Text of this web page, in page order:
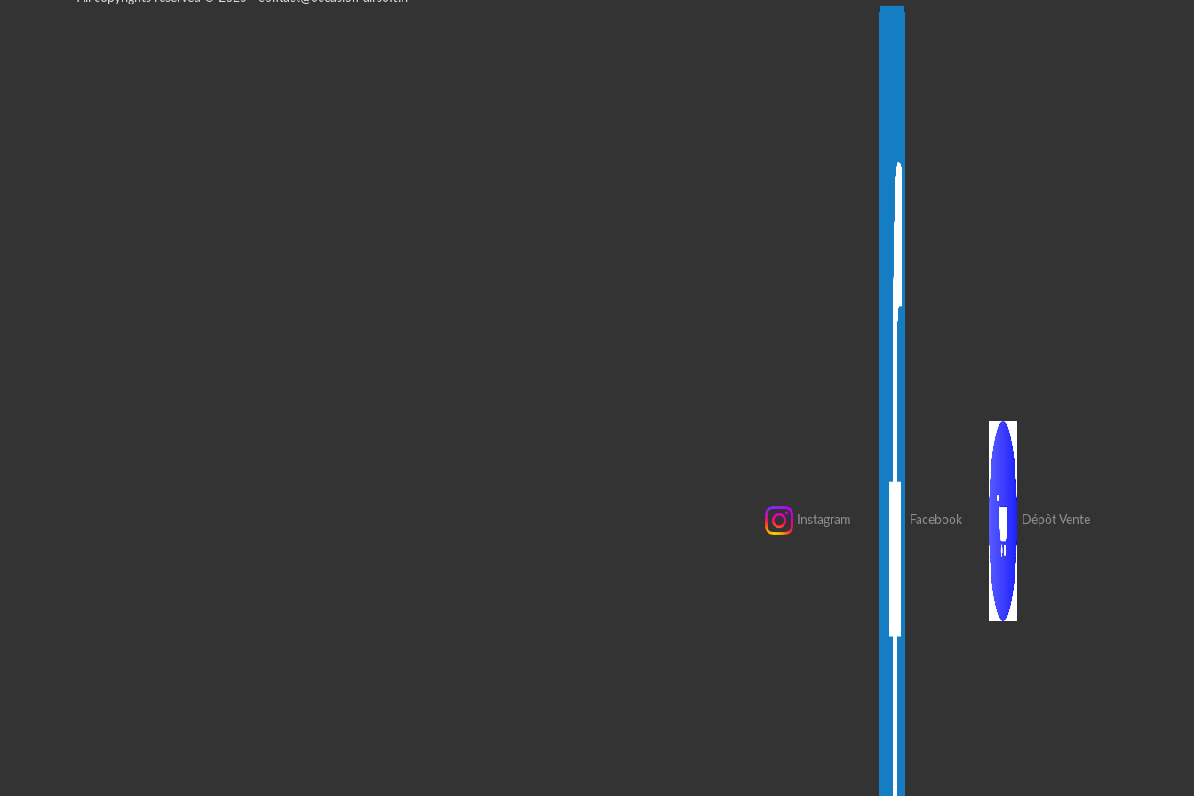
Instagram Facebook Dépôt Vente